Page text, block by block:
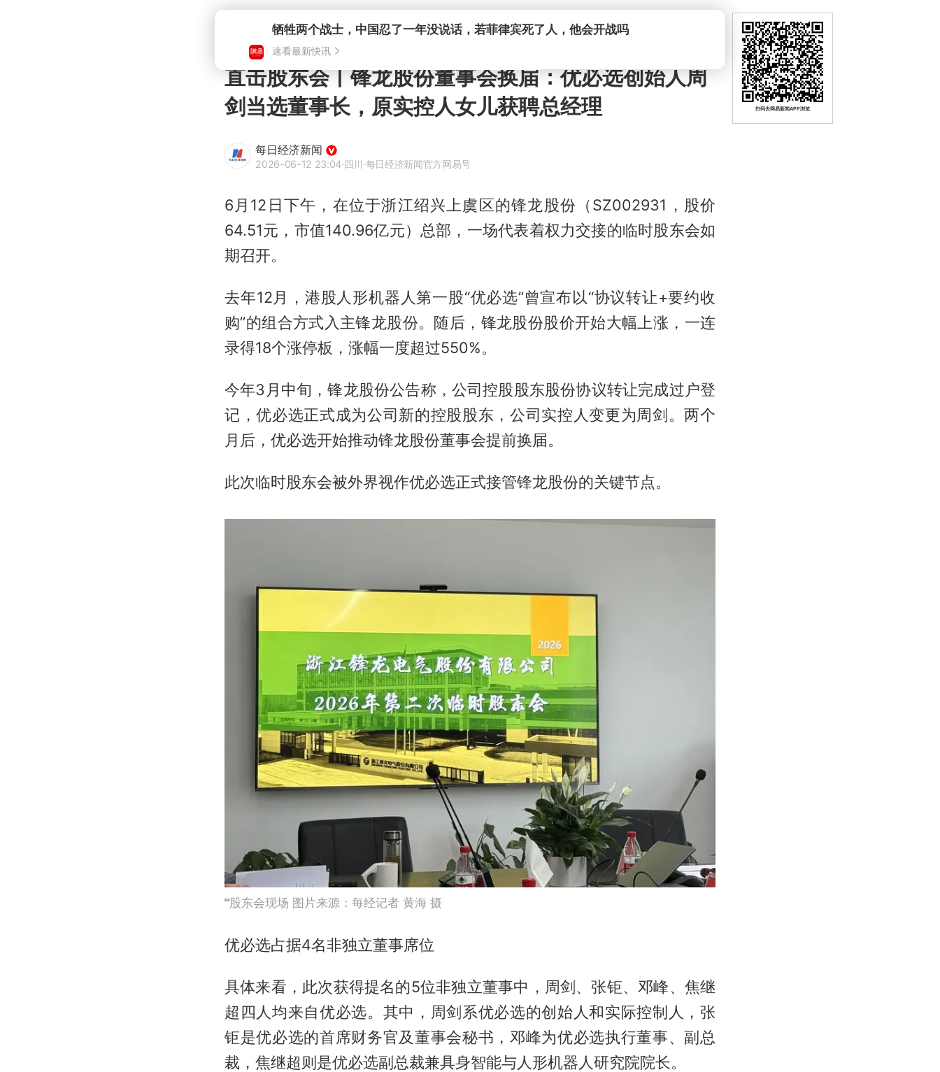
牺牲两个战士，中国忍了一年没说话，若菲律宾死了人，他会开战吗
速看最新快讯
直击股东会丨锋龙股份董事会换届：优必选创始人周
剑当选董事长，原实控人女儿获聘总经理
每日经济新闻
2026-06-12 23:04·四川·每日经济新闻官方网易号
6月12日下午，在位于浙江绍兴上虞区的锋龙股份（SZ002931，股价
64.51元，市值140.96亿元）总部，一场代表着权力交接的临时股东会如
期召开。
去年12月，港股人形机器人第一股“优必选”曾宣布以“协议转让+要约收
购”的组合方式入主锋龙股份。随后，锋龙股份股价开始大幅上涨，一连
录得18个涨停板，涨幅一度超过550%。
今年3月中旬，锋龙股份公告称，公司控股股东股份协议转让完成过户登
记，优必选正式成为公司新的控股股东，公司实控人变更为周剑。两个
月后，优必选开始推动锋龙股份董事会提前换届。
此次临时股东会被外界视作优必选正式接管锋龙股份的关键节点。
股东会现场 图片来源：每经记者 黄海 摄
优必选占据4名非独立董事席位
具体来看，此次获得提名的5位非独立董事中，周剑、张钜、邓峰、焦继
超四人均来自优必选。其中，周剑系优必选的创始人和实际控制人，张
钜是优必选的首席财务官及董事会秘书，邓峰为优必选执行董事、副总
裁，焦继超则是优必选副总裁兼具身智能与人形机器人研究院院长。
扫码去网易新闻APP浏览